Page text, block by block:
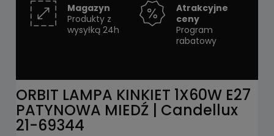
Magazyn
Produkty z
wysyłką 24h
Atrakcyjne
ceny
Program
rabatowy
ORBIT LAMPA KINKIET 1X60W E27
PATYNOWA MIEDŹ | Candellux
21-69344